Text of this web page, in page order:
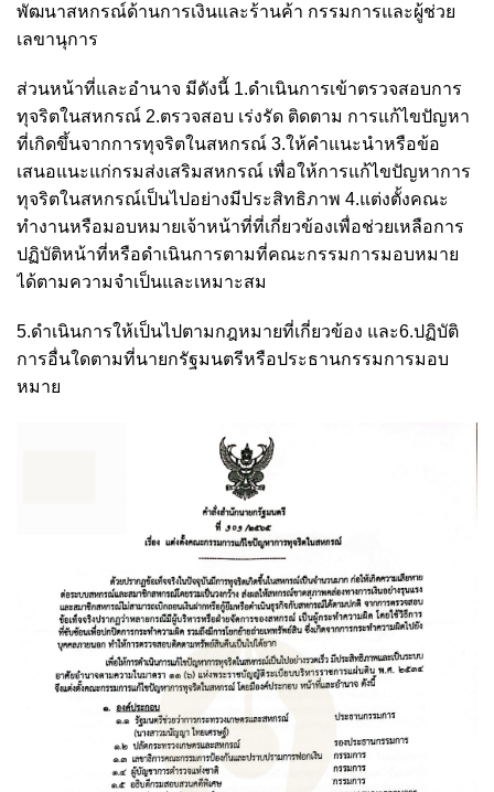
พัฒนาสหกรณ์ด้านการเงินและร้านค้า กรรมการและผู้ช่วย
เลขานุการ
ส่วนหน้าที่และอำนาจ มีดังนี้ 1.ดำเนินการเข้าตรวจสอบการ
ทุจริตในสหกรณ์ 2.ตรวจสอบ เร่งรัด ติดตาม การแก้ไขปัญหา
ที่เกิดขึ้นจากการทุจริตในสหกรณ์ 3.ให้คำแนะนำหรือข้อ
เสนอแนะแก่กรมส่งเสริมสหกรณ์ เพื่อให้การแก้ไขปัญหาการ
ทุจริตในสหกรณ์เป็นไปอย่างมีประสิทธิภาพ 4.แต่งตั้งคณะ
ทำงานหรือมอบหมายเจ้าหน้าที่ที่เกี่ยวข้องเพื่อช่วยเหลือการ
ปฏิบัติหน้าที่หรือดำเนินการตามที่คณะกรรมการมอบหมาย
ได้ตามความจำเป็นและเหมาะสม
5.ดำเนินการให้เป็นไปตามกฎหมายที่เกี่ยวข้อง และ6.ปฏิบัติ
การอื่นใดตามที่นายกรัฐมนตรีหรือประธานกรรมการมอบ
หมาย